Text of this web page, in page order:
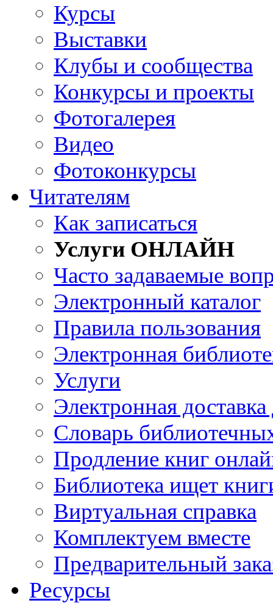
Курсы
Выставки
Клубы и сообщества
Конкурсы и проекты
Фотогалерея
Видео
Фотоконкурсы
Читателям
Как записаться
Услуги ОНЛАЙН
Часто задаваемые
Электронный каталог
Правила пользования
Электронная
Услуги
Электронная
Словарь
Продление книг
Библиотека ищет
Виртуальная справка
Комплектуем вместе
Предварительный
Ресурсы